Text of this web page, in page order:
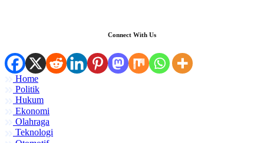
Connect With Us
Home
Politik
Hukum
Ekonomi
Olahraga
Teknologi